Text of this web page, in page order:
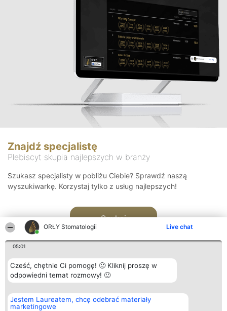
ORŁY Stomatologii Live chat
05:01
Cześć, chętnie Ci pomogę! 🙂 Kliknij proszę w
odpowiedni temat rozmowy! 🙂
Jestem Laureatem, chcę odebrać materiały
marketingowe
Znajdź specjalistę
Plebiscyt skupia najlepszych w branży
Szukasz specjalisty w pobliżu Ciebie? Sprawdź naszą
wyszukiwarkę. Korzystaj tylko z usług najlepszych!
Szukaj
Organizator plebiscytu
Bright Side Solutions sp. z o.
o. sp. k.
Plebiscyt
Laureaci
Kontakt
Kontakt